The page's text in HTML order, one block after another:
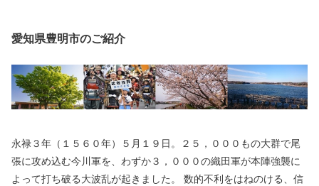
愛知県豊明市のご紹介
永禄３年（１５６０年）５月１９日。２５，０００もの大群で尾
張に攻め込む今川軍を、わずか３，０００の織田軍が本陣強襲に
よって打ち破る大波乱が起きました。 数的不利をはねのける、信